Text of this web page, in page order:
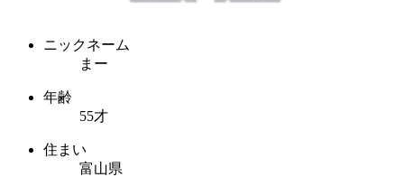
ニックネーム
まー
年齢
55才
住まい
富山県